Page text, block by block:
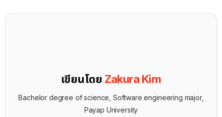
เขียนโดย Zakura Kim
Bachelor degree of science, Software engineering major,
Payap University